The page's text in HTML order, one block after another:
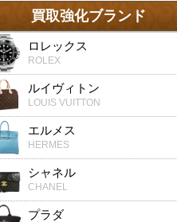
買取強化ブランド
ロレックス
ROLEX
ルイヴィトン
LOUIS VUITTON
エルメス
HERMES
シャネル
CHANEL
プラダ